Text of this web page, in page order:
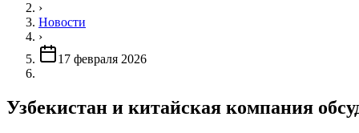
›
Новости
›
17 февраля 2026
Узбекистан и китайская компания